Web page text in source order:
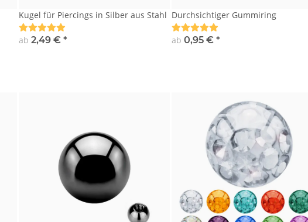
Kugel für Piercings in Silber aus Stahl
ab2,49 €*
Durchsichtiger Gummiring
ab 0,95 € *